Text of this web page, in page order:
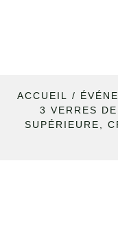
ACCUEIL /
3 VERRES
SUPÉRIEURE,